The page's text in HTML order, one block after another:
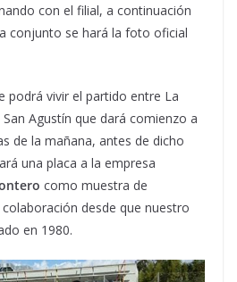
con el filial, a continuación
conjunto se hará la foto oficial
podrá vivir el partido entre La
Agustín que dará comienzo a
de la mañana, antes de dicho
una placa a la empresa
como muestra de
desde que nuestro
en 1980.